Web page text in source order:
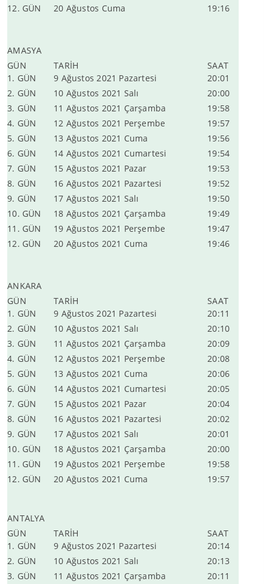
12. GÜN
20 Ağustos Cuma 19:16
AMASYA
GÜN
TARİH
SAAT
1. GÜN
9 Ağustos 2021 Pazartesi
20:01
2. GÜN
10 Ağustos 2021 Salı
20:00
3. GÜN
11 Ağustos 2021 Çarşamba
19:58
4. GÜN
12 Ağustos 2021 Perşembe
19:57
5. GÜN
13 Ağustos 2021 Cuma
19:56
6. GÜN
14 Ağustos 2021 Cumartesi
19:54
7. GÜN
15 Ağustos 2021 Pazar
19:53
8. GÜN
16 Ağustos 2021 Pazartesi
19:52
9. GÜN
17 Ağustos 2021 Salı
19:50
10. GÜN
18 Ağustos 2021 Çarşamba
19:49
11. GÜN
19 Ağustos 2021 Perşembe
19:47
12. GÜN
20 Ağustos 2021 Cuma 19:46
ANKARA
GÜN
TARİH
SAAT
1. GÜN
9 Ağustos 2021 Pazartesi
20:11
2. GÜN
10 Ağustos 2021 Salı
20:10
3. GÜN
11 Ağustos 2021 Çarşamba
20:09
4. GÜN
12 Ağustos 2021 Perşembe
20:08
5. GÜN
13 Ağustos 2021 Cuma
20:06
6. GÜN
14 Ağustos 2021 Cumartesi
20:05
7. GÜN
15 Ağustos 2021 Pazar
20:04
8. GÜN
16 Ağustos 2021 Pazartesi
20:02
9. GÜN
17 Ağustos 2021 Salı
20:01
10. GÜN
18 Ağustos 2021 Çarşamba
20:00
11. GÜN
19 Ağustos 2021 Perşembe
19:58
12. GÜN
20 Ağustos 2021 Cuma 19:57
ANTALYA
GÜN
TARİH
SAAT
1. GÜN
9 Ağustos 2021 Pazartesi
20:14
2. GÜN
10 Ağustos 2021 Salı
20:13
3. GÜN
11 Ağustos 2021 Çarşamba 20:11